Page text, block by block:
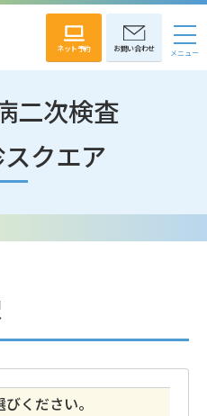
お問い合わせ
ネット予約
二次検査
クエア
ください。